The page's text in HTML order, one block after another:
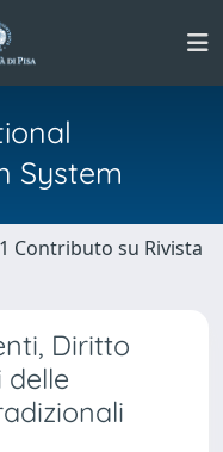
System
1 Contributo su Rivista
Diritto
delle